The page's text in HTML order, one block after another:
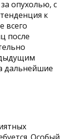
опухолью, с
к
всего
после
дальнейшие